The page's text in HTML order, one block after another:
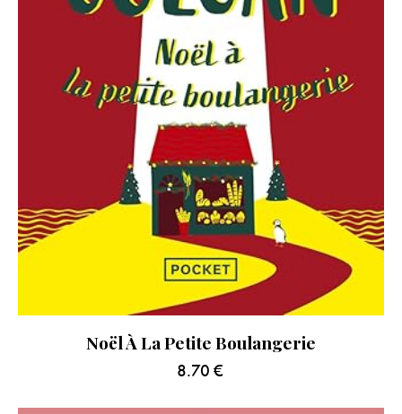
Noël À La Petite Boulangerie
8.70 €